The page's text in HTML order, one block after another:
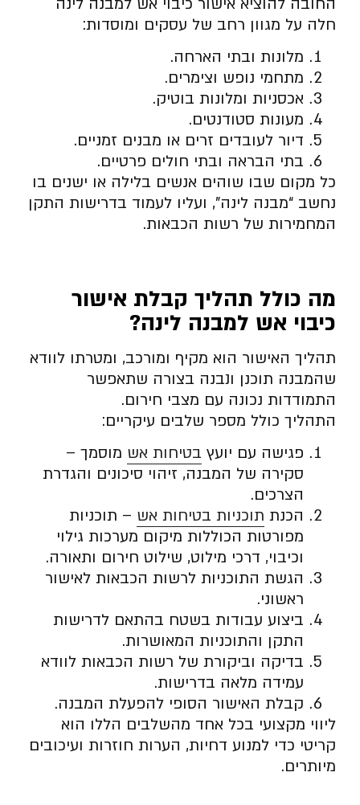
חלה על מגוון רחב של עסקים ומוסדות:
מלונות ובתי הארחה.
מתחמי נופש וצימרים.
אכסניות ומלונות בוטיק.
מעונות סטודנטים.
דיור לעובדים זרים או מבנים זמניים.
בתי הבראה ובתי חולים פרטיים.
כל מקום שבו שוהים אנשים בלילה או ישנים בו
נחשב “מבנה לינה”, ועליו לעמוד בדרישות התקן
המחמירות של רשות הכבאות.
מה כולל תהליך קבלת אישור
כיבוי אש למבנה לינה?
תהליך האישור הוא מקיף ומורכב, ומטרתו לוודא
שהמבנה תוכנן ונבנה בצורה שתאפשר
התמודדות נכונה עם מצבי חירום.
התהליך כולל מספר שלבים עיקריים:
פגישה עם יועץ בטיחות אש מוסמך –
סקירה של המבנה, זיהוי סיכונים והגדרת
הצרכים.
הכנת תוכניות בטיחות אש – תוכניות
מפורטות הכוללות מיקום מערכות גילוי
וכיבוי, דרכי מילוט, שילוט חירום ותאורה.
הגשת התוכניות לרשות הכבאות לאישור
ראשוני.
ביצוע עבודות בשטח בהתאם לדרישות
התקן והתוכניות המאושרות.
בדיקה וביקורת של רשות הכבאות לוודא
עמידה מלאה בדרישות.
קבלת האישור הסופי להפעלת המבנה.
ליווי מקצועי בכל אחד מהשלבים הללו הוא
קריטי כדי למנוע דחיות, הערות חוזרות ועיכובים
מיותרים.